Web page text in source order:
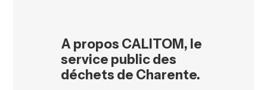
A propos CALITOM, le
service public des
déchets de Charente.